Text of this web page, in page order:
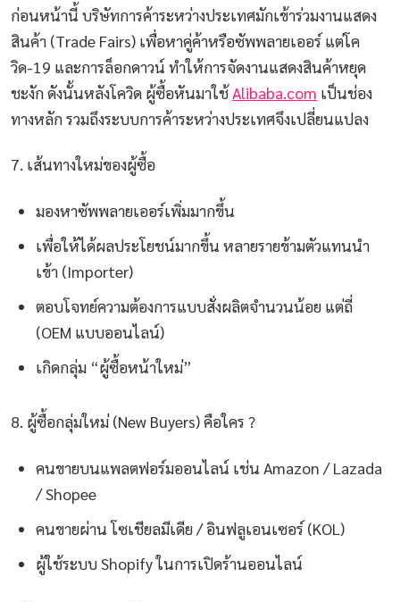
ก่อนหน้านี้ บริษัทการค้าระหว่างประเทศมักเข้าร่วมงานแสดง
สินค้า (Trade Fairs) เพื่อหาคู่ค้าหรือซัพพลายเออร์ แต่โค
วิด-19 และการล็อกดาวน์ ทำให้การจัดงานแสดงสินค้าหยุด
ชะงัก ดังนั้นหลังโควิด ผู้ซื้อหันมาใช้Alibaba.com เป็นช่อง
ทางหลัก รวมถึงระบบการค้าระหว่างประเทศจึงเปลี่ยนแปลง
7. เส้นทางใหม่ของผู้ซื้อ
มองหาซัพพลายเออร์เพิ่มมากขึ้น
เพื่อให้ได้ผลประโยชน์มากขึ้น หลายรายข้ามตัวแทนนำ
เข้า (Importer)
ตอบโจทย์ความต้องการแบบสั่งผลิตจำนวนน้อย แต่ถี่
(OEM แบบออนไลน์)
เกิดกลุ่ม “ผู้ซื้อหน้าใหม่”
8. ผู้ซื้อกลุ่มใหม่ (New Buyers) คือใคร ?
คนขายบนแพลตฟอร์มออนไลน์ เช่น Amazon / Lazada
/ Shopee
คนขายผ่าน โซเชียลมีเดีย / อินฟลูเอนเซอร์ (KOL)
ผู้ใช้ระบบ Shopify ในการเปิดร้านออนไลน์